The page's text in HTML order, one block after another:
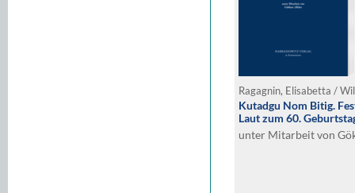
Ragagnin, Elisabetta /
Kutadgu Nom Bitig.
Laut zum 60.
unter Mitarbeit von